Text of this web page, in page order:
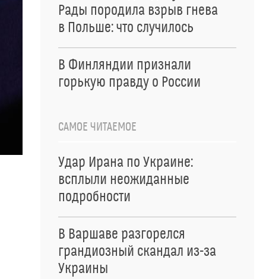
Рады породила взрыв гнева
в Польше: что случилось
В Финляндии признали
горькую правду о России
САМОЕ ЧИТАЕМОЕ
Удар Ирана по Украине:
всплыли неожиданные
подробности
В Варшаве разгорелся
грандиозный скандал из-за
Украины